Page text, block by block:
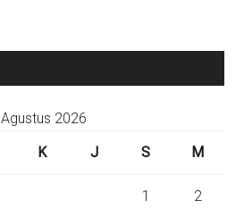
Agustus 2026
K J S M
1 2